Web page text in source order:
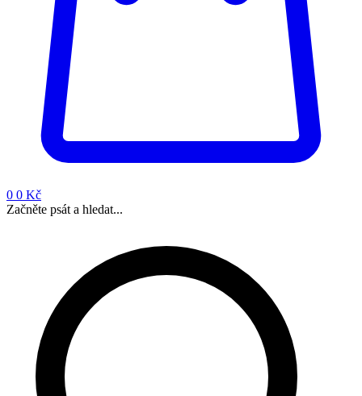
0 0 Kč
Začněte psát a hledat...